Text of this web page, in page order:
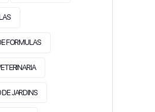
FORMULAS
JARDINS